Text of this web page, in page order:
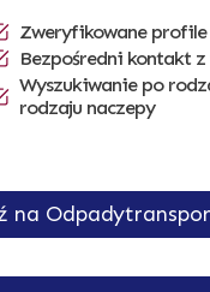
Zweryfikowane profile
Bezpośredni kontakt
Wyszukiwanie po
rodzaju naczepy
na